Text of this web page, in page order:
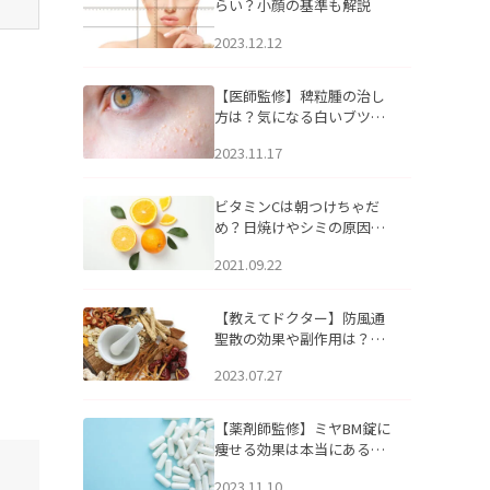
らい？小顔の基準も解説
2023.12.12
【医師監修】稗粒腫の治し
方は？気になる白いブツブ
アについて
2023.11.17
ビタミンCは朝つけちゃだ
め？日焼けやシミの原因に
2021.09.22
【教えてドクター】防風通
聖散の効果や副作用は？長
2023.07.27
【薬剤師監修】ミヤBM錠に
痩せる効果は本当にある